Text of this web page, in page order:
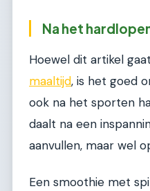
Na het
Hoewel dit artikel
maaltijd, is het goed
ook na het sporten
daalt na een
aanvullen, maar wel
Een smoothie met